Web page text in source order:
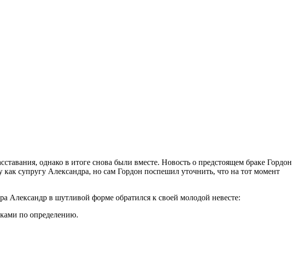
однако в итоге снова были вместе. Новость о предстоящем браке Гордон
супругу Александра, но сам Гордон поспешил уточнить, что на тот момент
Александр в шутливой форме обратился к своей молодой невесте:
по определению.